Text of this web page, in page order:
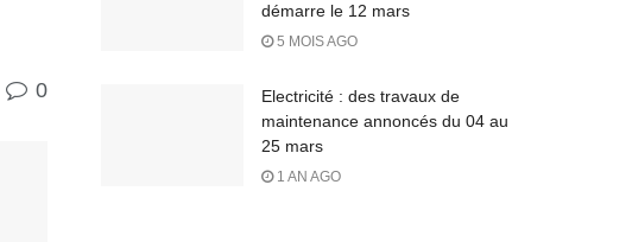
0
démarre le 12 mars
5 MOIS AGO
Electricité : des travaux de
maintenance annoncés du 04 au
25 mars
1 AN AGO